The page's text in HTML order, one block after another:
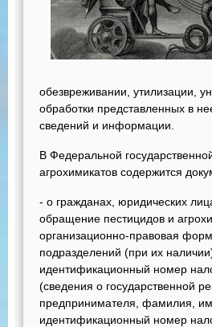
обезвреживании, утилизации,
обработки представленных в
сведений и информации.
В Федеральной
агрохимикатов содержится
- о гражданах, юридических
обращение пестицидов и
организационно-правовая
подразделений (при их
идентификационный номер
(сведения о государственной
предпринимателя, фамилия,
идентификационный номер